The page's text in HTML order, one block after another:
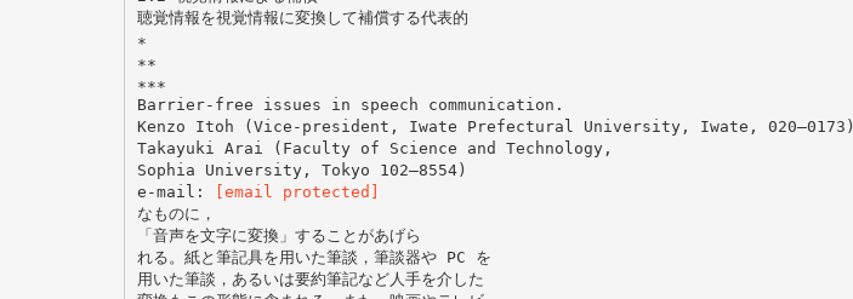
聴覚情報を視覚情報に変換して補償する代表的
∗
∗∗
∗∗∗
Barrier-free issues in speech communication.
Kenzo Itoh (Vice-president, Iwate Prefectural University, Iwate, 020–0173)
Takayuki Arai (Faculty of Science and Technology,
Sophia University, Tokyo 102–8554)
e-mail:
[email protected]
なものに，
「音声を文字に変換」することがあげら
れる。紙と筆記具を用いた筆談，筆談器や PC を
用いた筆談，あるいは要約筆記など人手を介した